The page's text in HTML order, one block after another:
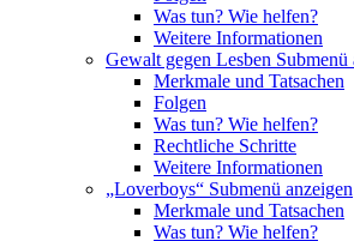
Was tun? Wie helfen?
Weitere Informationen
Gewalt gegen Lesben Submenü
Merkmale und Tatsachen
Folgen
Was tun? Wie helfen?
Rechtliche Schritte
Weitere Informationen
„Loverboys“ Submenü anzeigen
Merkmale und Tatsachen
Was tun? Wie helfen?